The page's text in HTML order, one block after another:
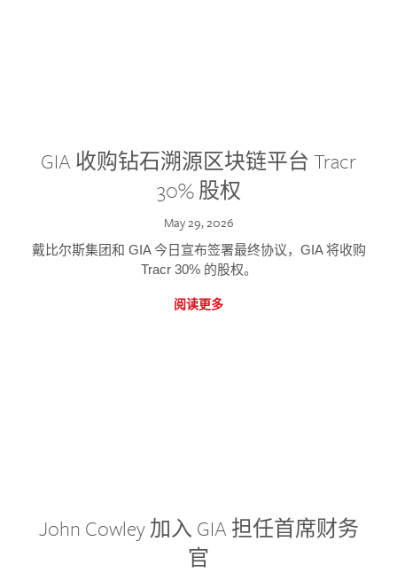
GIA 收购钻石溯源区块链平台 Tracr
30% 股权
May 29, 2026
戴比尔斯集团和 GIA 今日宣布签署最终协议，GIA 将收购
Tracr 30% 的股权。
阅读更多
John Cowley 加入 GIA 担任首席财务
官